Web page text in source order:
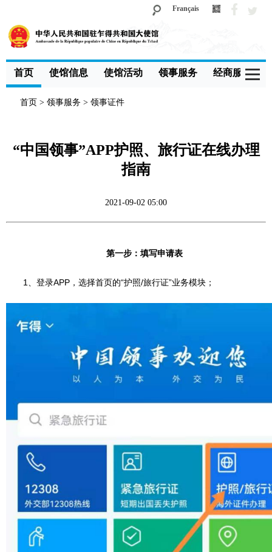
Français
首页 使馆信息 使馆活动 领事服务 经商服务
首页 > 领事服务 > 领事证件
“中国领事”APP护照、旅行证在线办理
指南
2021-09-02 05:00
第一步：填写申请表
1、登录APP，选择首页的“护照/旅行证”业务模块；